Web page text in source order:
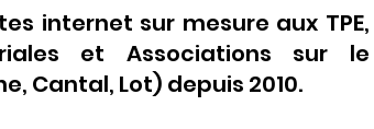
internet sur mesure aux TPE,
et Associations sur le
Cantal, Lot) depuis 2010.